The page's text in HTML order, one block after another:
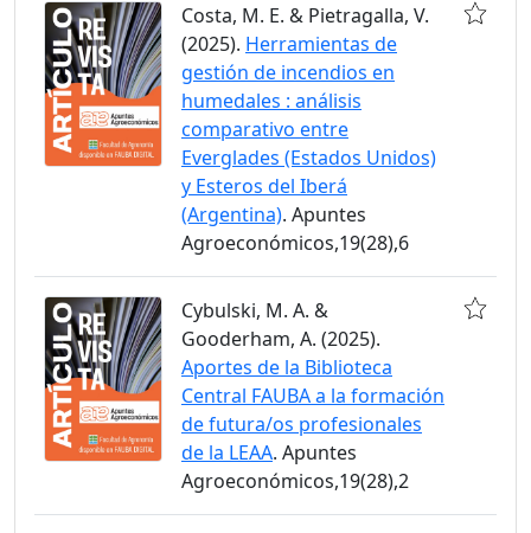
Costa, M. E. & Pietragalla, V.
(2025). Herramientas de
gestión de incendios en
humedales : análisis
comparativo entre
Everglades (Estados Unidos)
y Esteros del Iberá
(Argentina). Apuntes
Agroeconómicos,19(28),6
Cybulski, M. A. &
Gooderham, A. (2025).
Aportes de la Biblioteca
Central FAUBA a la formación
de futura/os profesionales
de la LEAA. Apuntes
Agroeconómicos,19(28),2